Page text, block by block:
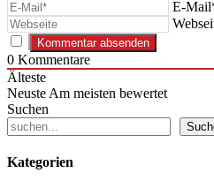
E-
0 Kommentare
Älteste
Neuste Am meisten bewertet
Suchen
Kategorien